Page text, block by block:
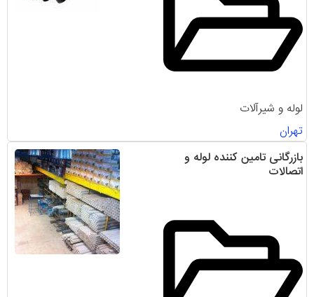
لوله و شیرآلات
تهران
بازرگانی تامین کننده لوله و
اتصالات